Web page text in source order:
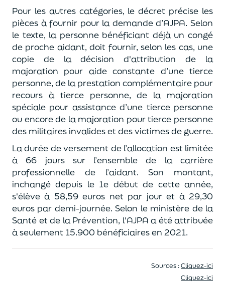
Pour les autres catégories, le décret précise les
pièces à fournir pour la demande d’AJPA. Selon
le texte, la personne bénéficiant déjà un congé
de proche aidant, doit fournir, selon les cas, une
copie de la décision d'attribution de la
majoration pour aide constante d’une tierce
personne, de la prestation complémentaire pour
recours à tierce personne, de la majoration
spéciale pour assistance d’une tierce personne
ou encore de la majoration pour tierce personne
des militaires invalides et des victimes de guerre.
La durée de versement de l’allocation est limitée
à 66 jours sur l’ensemble de la carrière
professionnelle de l’aidant. Son montant,
inchangé depuis le 1e début de cette année,
s'élève à 58,59 euros net par jour et à 29,30
euros par demi-journée. Selon le ministère de la
Santé et de la Prévention, l'AJPA a été attribuée
à seulement 15.900 bénéficiaires en 2021.
Sources :Cliquez-ici
Cliquez-ici